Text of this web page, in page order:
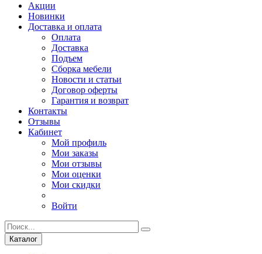
Акции
Новинки
Доставка и оплата
Оплата
Доставка
Подъем
Сборка мебели
Новости и статьи
Договор оферты
Гарантия и возврат
Контакты
Отзывы
Кабинет
Мой профиль
Мои заказы
Мои отзывы
Мои оценки
Мои скидки
Войти
Каталог